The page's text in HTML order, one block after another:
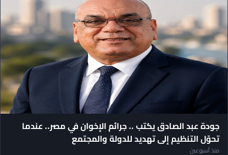
جودة عبد الصادق يكتب .. جرائم الإخوان في مصر.. عندما
تحوّل التنظيم إلى تهديد للدولة والمجتمع
منذ أسبوعين